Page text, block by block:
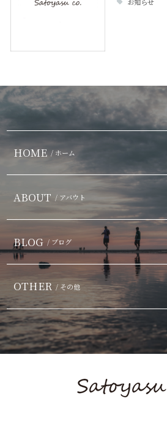
お知らせ
HOME / ホーム
ABOUT / アバウト
BLOG / ブログ
OTHER / その他